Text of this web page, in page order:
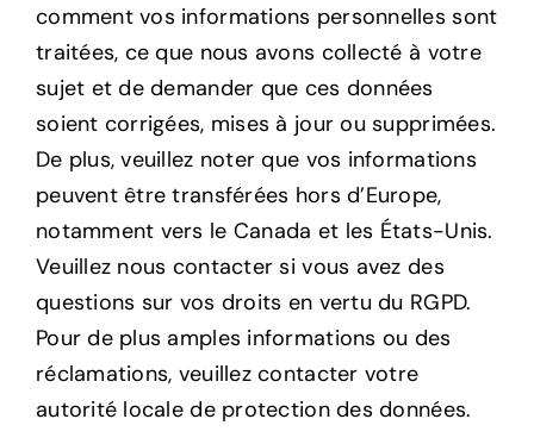
comment vos informations personnelles sont
traitées, ce que nous avons collecté à votre
sujet et de demander que ces données
soient corrigées, mises à jour ou supprimées.
De plus, veuillez noter que vos informations
peuvent être transférées hors d’Europe,
notamment vers le Canada et les États-Unis.
Veuillez nous contacter si vous avez des
questions sur vos droits en vertu du RGPD.
Pour de plus amples informations ou des
réclamations, veuillez contacter votre
autorité locale de protection des données.